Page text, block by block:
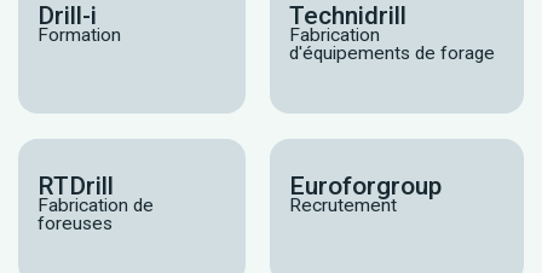
Drill-i
Formation
Technidrill
Fabrication
d'équipements de forage
RTDrill
Fabrication de
foreuses
Euroforgroup
Recrutement